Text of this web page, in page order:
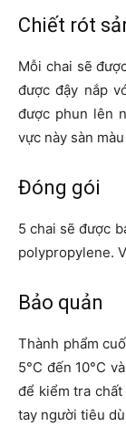
Chiết rót
Mỗi chai sẽ
được đậy nắp
được phun lên
vực này sàn
Đóng gói
5 chai sẽ được
polypropylene.
Bảo quản
Thành phẩm
5°C đến 10°C
để kiểm tra
tay người tiêu